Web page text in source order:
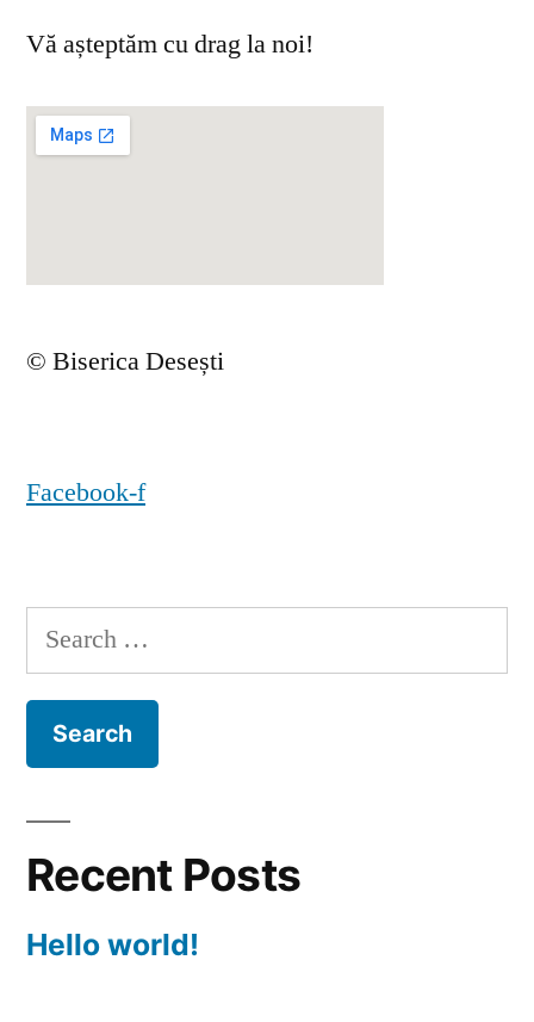
Vă așteptăm cu drag la noi!
© Biserica Desești
Facebook-f
Search
for:
Recent Posts
Hello world!